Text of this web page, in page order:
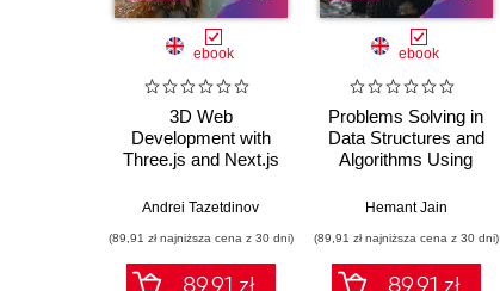
ebook
3D Web
Development with
Three.js and Next.js
Andrei Tazetdinov
(89,91 zł najniższa cena z 30 dni)
89.91 zł
ebook
Problems Solving in
Data Structures and
Algorithms Using
Hemant Jain
(89,91 zł najniższa cena z 30 dni)
89.91 zł